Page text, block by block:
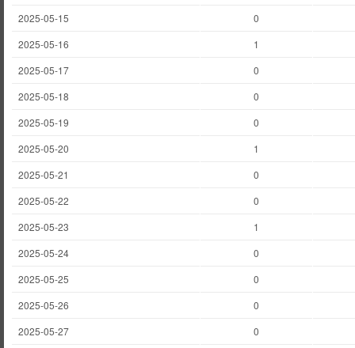
2025-05-15
0
2025-05-16
1
2025-05-17
0
2025-05-18
0
2025-05-19
0
2025-05-20
1
2025-05-21
0
2025-05-22
0
2025-05-23
1
2025-05-24
0
2025-05-25
0
2025-05-26
0
2025-05-27
0